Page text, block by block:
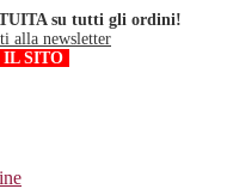
su tutti gli ordini!
alla newsletter
IL SITO